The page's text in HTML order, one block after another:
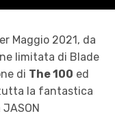
Maggio 2021, da
limitata di Blade
di The 100 ed
la fantastica